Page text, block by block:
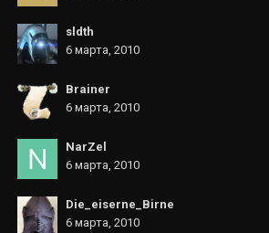
sldth
6 марта, 2010
Brainer
6 марта, 2010
NarZel
6 марта, 2010
Die_eiserne_Birne
6 марта, 2010